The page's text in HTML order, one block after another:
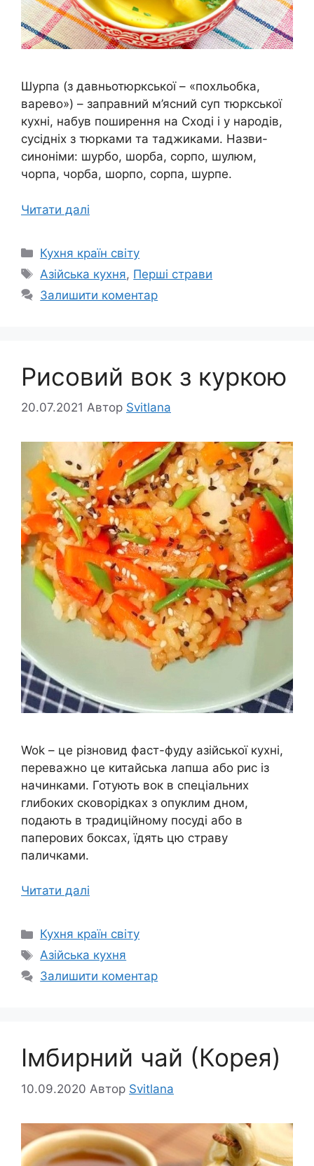
Шурпа (з давньотюркської – «похльобка,
варево») – заправний м’ясний суп тюркської
кухні, набув поширення на Сході і у народів,
сусідніх з тюрками та таджиками. Назви-
синоніми: шурбо, шорба, сорпо, шулюм,
чорпа, чорба, шорпо, сорпа, шурпе.
Читати далі
Категорії
Кухня країн світу
Позначки
Азійська кухня, Перші страви
Залишити коментар
Рисовий вок з куркою
20.07.2021 Автор Svitlana
Wok – це різновид фаст-фуду азійської кухні,
переважно це китайська лапша або рис із
начинками. Готують вок в спеціальних
глибоких сковорідках з опуклим дном,
подають в традиційному посуді або в
паперових боксах, їдять цю страву
паличками.
Читати далі
Категорії
Кухня країн світу
Позначки
Азійська кухня
Залишити коментар
Імбирний чай (Корея)
10.09.2020 Автор Svitlana